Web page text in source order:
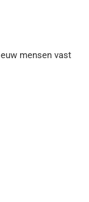
mensen vast